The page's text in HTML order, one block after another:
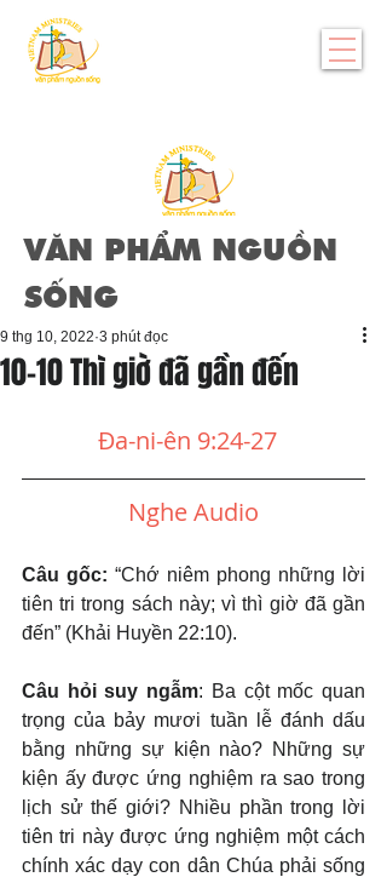
VĂN PHẨM NGUỒN
SỐNG
10-10 Thì giờ đã gần đến
9 thg 10, 2022 3 phút đọc
Đa-ni-ên 9:24-27
Nghe Audio
Câu gốc: “Chớ niêm phong những lời
tiên tri trong sách này; vì thì giờ đã gần
đến” (Khải Huyền 22:10).
Câu hỏi suy ngẫm: Ba cột mốc quan
trọng của bảy mươi tuần lễ đánh dấu
bằng những sự kiện nào? Những sự
kiện ấy được ứng nghiệm ra sao trong
lịch sử thế giới? Nhiều phần trong lời
tiên tri này được ứng nghiệm một cách
chính xác dạy con dân Chúa phải sống